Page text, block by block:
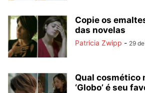
Copie os
das novelas
Patricia Zwipp - 29
Qual cosmético
‘Globo’ é seu